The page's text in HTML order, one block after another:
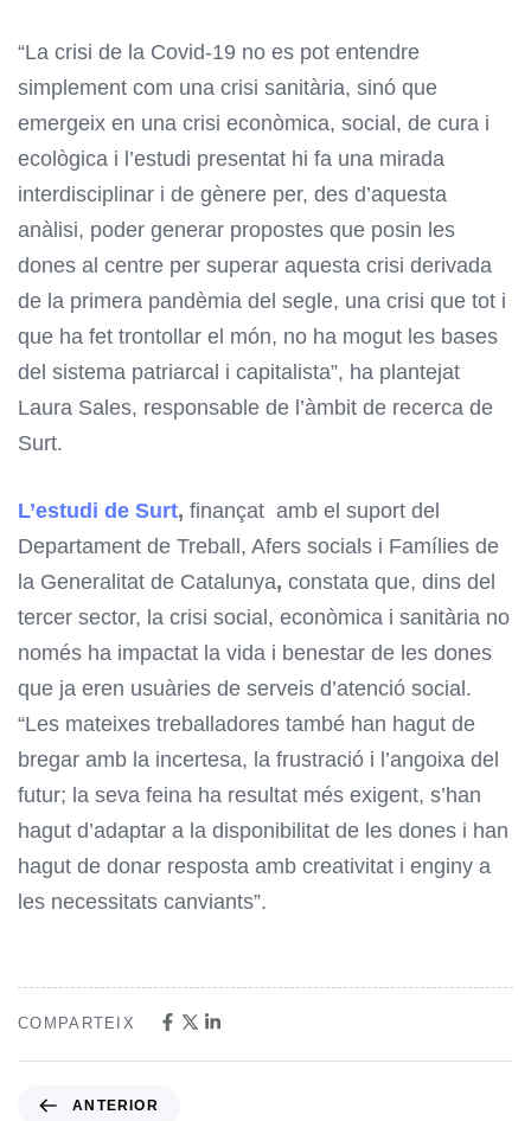
“La crisi de la Covid-19 no es pot entendre
simplement com una crisi sanitària, sinó que
emergeix en una crisi econòmica, social, de cura i
ecològica i l’estudi presentat hi fa una mirada
interdisciplinar i de gènere per, des d’aquesta
anàlisi, poder generar propostes que posin les
dones al centre per superar aquesta crisi derivada
de la primera pandèmia del segle, una crisi que tot i
que ha fet trontollar el món, no ha mogut les bases
del sistema patriarcal i capitalista”, ha plantejat
Laura Sales, responsable de l’àmbit de recerca de
Surt.
L’estudi de Surt, finançat amb el suport del
Departament de Treball, Afers socials i Famílies de
la Generalitat de Catalunya, constata que, dins del
tercer sector, la crisi social, econòmica i sanitària no
només ha impactat la vida i benestar de les dones
que ja eren usuàries de serveis d’atenció social.
“Les mateixes treballadores també han hagut de
bregar amb la incertesa, la frustració i l’angoixa del
futur; la seva feina ha resultat més exigent, s’han
hagut d’adaptar a la disponibilitat de les dones i han
hagut de donar resposta amb creativitat i enginy a
les necessitats canviants”.
COMPARTEIX
ANTERIOR